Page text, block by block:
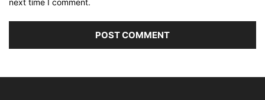
next time I comment.